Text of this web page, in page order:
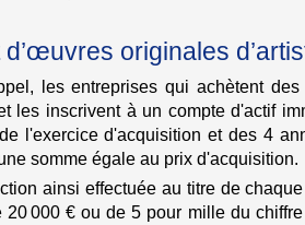
d’œuvres originales
les entreprises qui achètent
les inscrivent à un compte d'actif
l'exercice d'acquisition et des 4
somme égale au prix d'acquisition.
ainsi effectuée au titre de
20 000 € ou de 5 pour mille du